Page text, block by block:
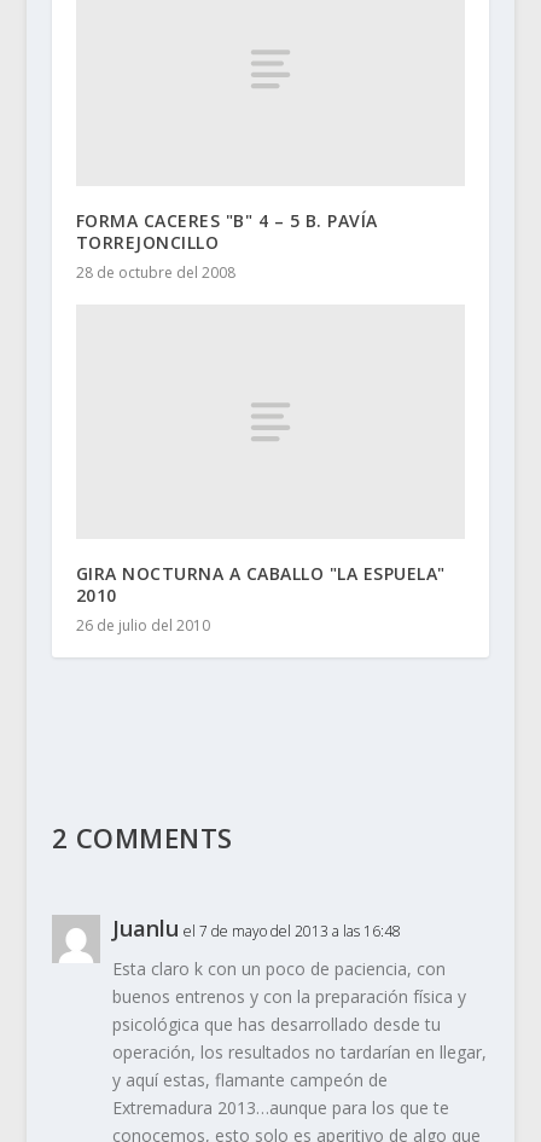
FORMA CACERES "B" 4 – 5 B. PAVÍA
TORREJONCILLO
28 de octubre del 2008
GIRA NOCTURNA A CABALLO "LA ESPUELA"
2010
26 de julio del 2010
2 COMMENTS
Juanlu el 7 de mayo del 2013 a las 16:48
Esta claro k con un poco de paciencia, con
buenos entrenos y con la preparación física y
psicológica que has desarrollado desde tu
operación, los resultados no tardarían en llegar,
y aquí estas, flamante campeón de
Extremadura 2013…aunque para los que te
conocemos, esto solo es aperitivo de algo que